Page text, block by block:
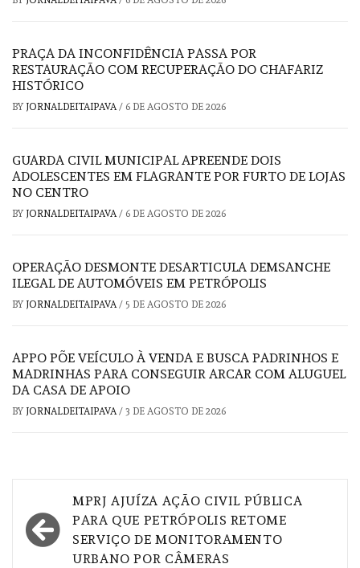
PRAÇA DA INCONFIDÊNCIA PASSA POR
RESTAURAÇÃO COM RECUPERAÇÃO DO CHAFARIZ
HISTÓRICO
BY JORNALDEITAIPAVA / 6 DE AGOSTO DE 2026
GUARDA CIVIL MUNICIPAL APREENDE DOIS
ADOLESCENTES EM FLAGRANTE POR FURTO DE LOJAS
NO CENTRO
BY JORNALDEITAIPAVA / 6 DE AGOSTO DE 2026
OPERAÇÃO DESMONTE DESARTICULA DEMSANCHE
ILEGAL DE AUTOMÓVEIS EM PETRÓPOLIS
BY JORNALDEITAIPAVA / 5 DE AGOSTO DE 2026
APPO PÕE VEÍCULO À VENDA E BUSCA PADRINHOS E
MADRINHAS PARA CONSEGUIR ARCAR COM ALUGUEL
DA CASA DE APOIO
BY JORNALDEITAIPAVA / 3 DE AGOSTO DE 2026
Navegação
de
Post
MPRJ AJUÍZA AÇÃO CIVIL PÚBLICA
PARA QUE PETRÓPOLIS RETOME
SERVIÇO DE MONITORAMENTO
URBANO POR CÂMERAS